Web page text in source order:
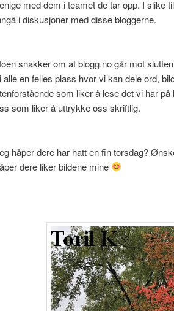
med dem i teamet de tar opp. I slike
i diskusjoner med disse bloggerne.
snakker om at blogg.no går mot
alle en felles plass hvor vi kan dele ord,
som liker å lese det vi har
som liker å uttrykke oss skriftlig.
håper dere har hatt en fin torsdag?
dere liker bildene mine